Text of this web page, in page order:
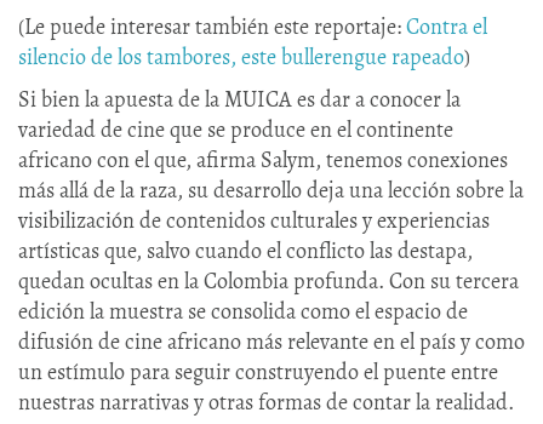
(Le puede interesar también este reportaje:Contra el
silencio de los tambores, este bullerengue rapeado)
Si bien la apuesta de la MUICA es dar a conocer la
variedad de cine que se produce en el continente
africano con el que, afirma Salym, tenemos conexiones
más allá de la raza, su desarrollo deja una lección sobre la
visibilización de contenidos culturales y experiencias
artísticas que, salvo cuando el conflicto las destapa,
quedan ocultas en la Colombia profunda. Con su tercera
edición la muestra se consolida como el espacio de
difusión de cine africano más relevante en el país y como
un estímulo para seguir construyendo el puente entre
nuestras narrativas y otras formas de contar la realidad.